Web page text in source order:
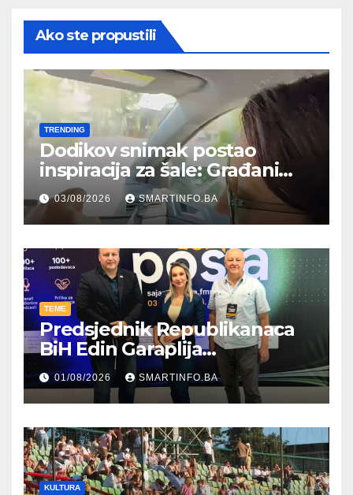
Ako ste propustili
TRENDING
Dodikov snimak postao
inspiracija za šale: Građani
kroz parodiju poslali poruku
03/08/2026 SMARTINFO.BA
TEME
Predsjednik Republikanaca
BiH Edin Garaplija
prisustvovao prezentaciji
Federalnog sajma
zapošljavanja
01/08/2026 SMARTINFO.BA
KULTURA